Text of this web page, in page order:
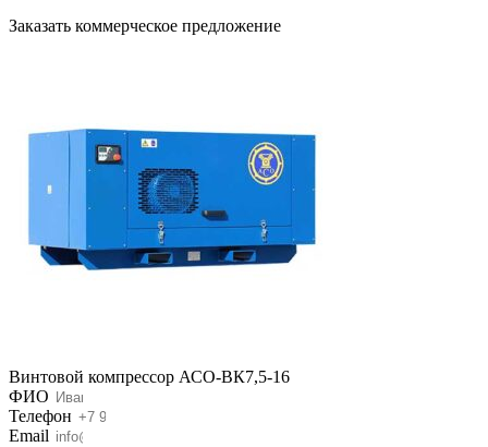
Заказать коммерческое предложение
Винтовой компрессор АСО-ВК7,5-16
ФИО
Телефон
Email